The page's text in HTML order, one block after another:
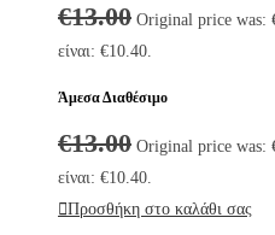
€13.00 Original price was:
είναι: €10.40.
Άμεσα Διαθέσιμο
€13.00 Original price was:
είναι: €10.40.
Προσθήκη στο καλάθι σας